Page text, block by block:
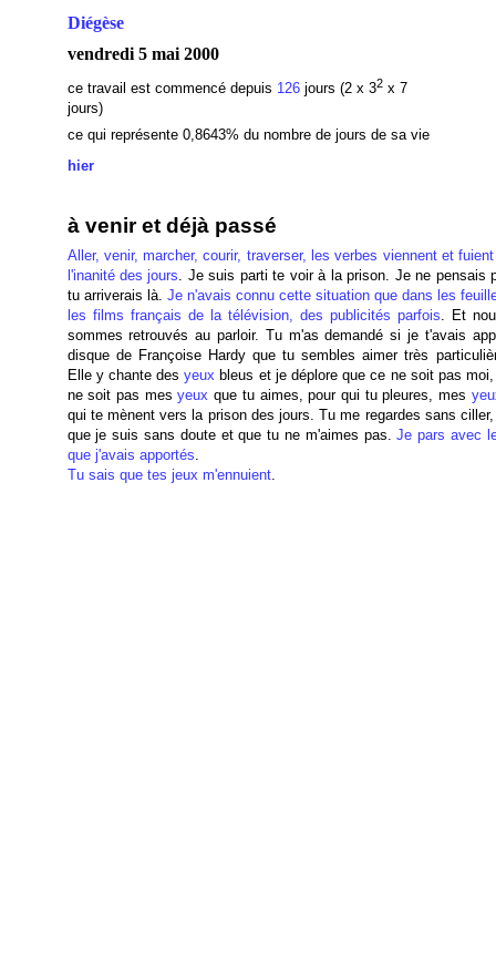
Diégèse
vendredi 5 mai 2000
ce travail est commencé depuis 126 jours (2 x 32x 7
jours)
ce qui représente 0,8643% du nombre de jours de sa vie
hier
à venir et déjà passé
Aller, venir, marcher, courir, traverser, les verbes viennent et
l'inanité des jours. Je suis parti te voir à la prison. Je ne pensais
tu arriverais là. Je n'avais connu cette situation que dans les
les films français de la télévision, des publicités parfois. Et
sommes retrouvés au parloir. Tu m'as demandé si je t'avais
disque de Françoise Hardy que tu sembles aimer très
Elle y chante desyeux bleus et je déplore que ce ne soit pas
ne soit pas mesyeux que tu aimes, pour qui tu pleures, mes
qui te mènent vers la prison des jours. Tu me regardes sans
que je suis sans doute et que tu ne m'aimes pas.Je pars avec
que j'avais apportés.
Tu sais que tes jeux m'ennuient.